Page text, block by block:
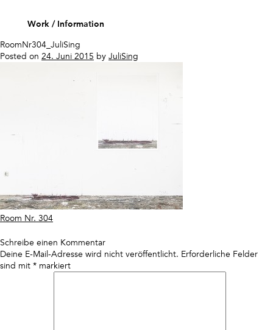
contentWork
Information
RoomNr304_JuliSing
Posted on 24. Juni 2015 by JuliSing
Beitragsnavigation
Room Nr. 304
Schreibe einen Kommentar
Deine E-Mail-Adresse wird nicht veröffentlicht. Erforderliche Felder
sind mit * markiert